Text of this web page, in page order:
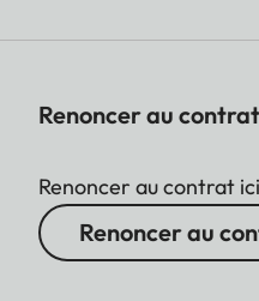
Renoncer au contrat
Renoncer au contrat
Renoncer au